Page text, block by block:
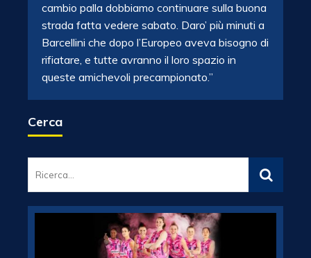
cambio palla dobbiamo continuare sulla buona
strada fatta vedere sabato. Daro’ più minuti a
Barcellini che dopo l’Europeo aveva bisogno di
rifiatare, e tutte avranno il loro spazio in
queste amichevoli precampionato.”
Cerca